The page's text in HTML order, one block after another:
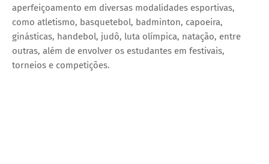
aperfeiçoamento em diversas modalidades esportivas,
como atletismo, basquetebol, badminton, capoeira,
ginásticas, handebol, judô, luta olímpica, natação, entre
outras, além de envolver os estudantes em festivais,
torneios e competições.